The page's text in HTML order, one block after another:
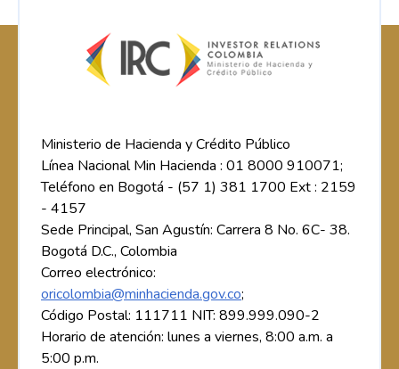
Ministerio de Hacienda y Crédito Público
Línea Nacional Min Hacienda : 01 8000 910071;
Teléfono en Bogotá - (57 1) 381 1700 Ext : 2159
- 4157
Sede Principal, San Agustín: Carrera 8 No. 6C- 38.
Bogotá D.C., Colombia
Correo electrónico:
oricolombia@minhacienda.gov.co;
Código Postal: 111711 NIT: 899.999.090-2
Horario de atención: lunes a viernes, 8:00 a.m. a
5:00 p.m.